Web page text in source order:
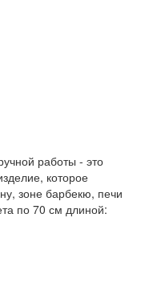
работы - это
которое
зоне барбекю, печи
по 70 см длиной: